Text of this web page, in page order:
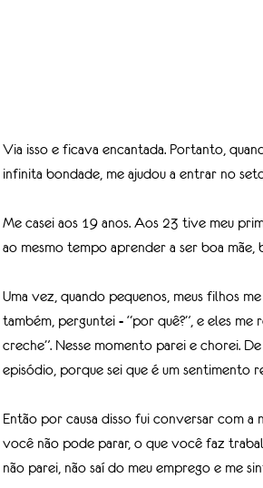
Via isso e ficava encantada. Portanto,
infinita bondade, me ajudou a entrar no
Me casei aos 19 anos. Aos 23 tive meu
ao mesmo tempo aprender a ser boa mãe,
Uma vez, quando pequenos, meus filhos
também, perguntei - “por quê?”, e eles me
creche”. Nesse momento parei e chorei.
episódio, porque sei que é um sentimento
Então por causa disso fui conversar com a
você não pode parar, o que você faz
não parei, não saí do meu emprego e me